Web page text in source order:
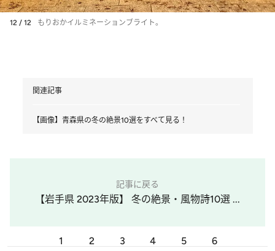
12 / 12 もりおかイルミネーションブライト。
関連記事
【画像】青森県の冬の絶景10選をすべて見る！
記事に戻る
【岩手県 2023年版】 冬の絶景・風物詩10選 ...
1 2 3 4 5 6